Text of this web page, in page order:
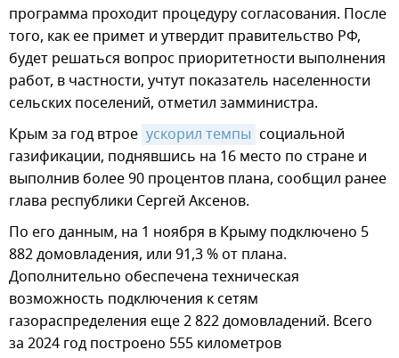
программа проходит процедуру согласования. После
того, как ее примет и утвердит правительство РФ,
будет решаться вопрос приоритетности выполнения
работ, в частности, учтут показатель населенности
сельских поселений, отметил замминистра.
Крым за год втрое ускорил темпы социальной
газификации, поднявшись на 16 место по стране и
выполнив более 90 процентов плана, сообщил ранее
глава республики Сергей Аксенов.
По его данным, на 1 ноября в Крыму подключено 5
882 домовладения, или 91,3 % от плана.
Дополнительно обеспечена техническая
возможность подключения к сетям
газораспределения еще 2 822 домовладений. Всего
за 2024 год построено 555 километров